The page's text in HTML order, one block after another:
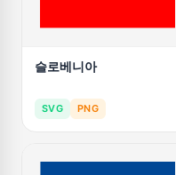
슬로베니아
SVG PNG